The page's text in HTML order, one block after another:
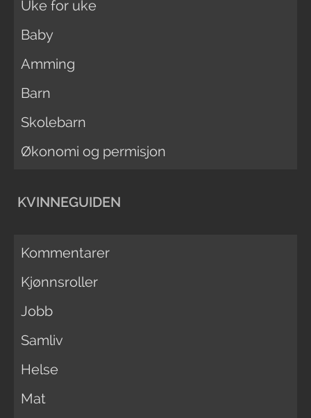
Uke for uke
Baby
Amming
Barn
Skolebarn
Økonomi og permisjon
KVINNEGUIDEN
Kommentarer
Kjønnsroller
Jobb
Samliv
Helse
Mat